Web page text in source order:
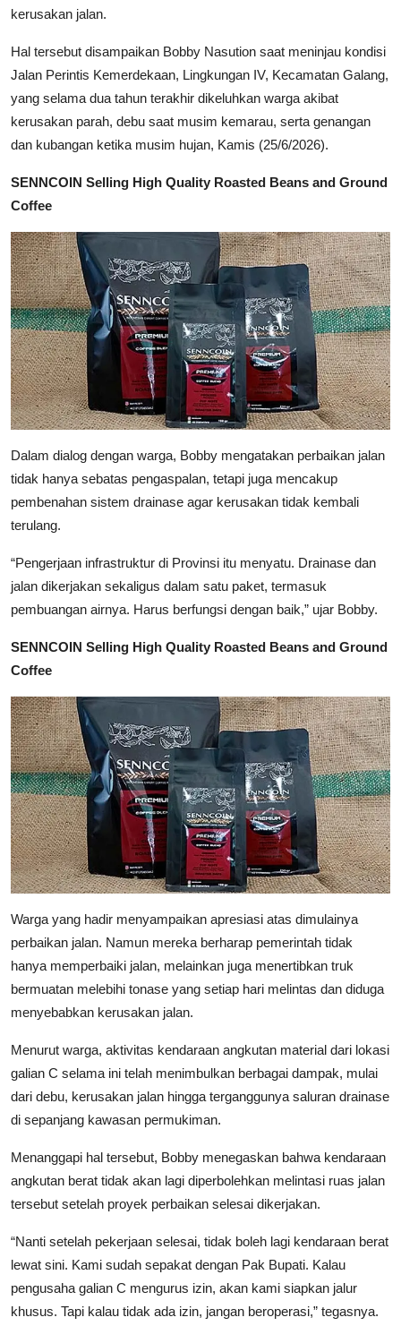
kerusakan jalan.
Hal tersebut disampaikan Bobby Nasution saat meninjau kondisi
Jalan Perintis Kemerdekaan, Lingkungan IV, Kecamatan Galang,
yang selama dua tahun terakhir dikeluhkan warga akibat
kerusakan parah, debu saat musim kemarau, serta genangan
dan kubangan ketika musim hujan, Kamis (25/6/2026).
SENNCOIN Selling High Quality Roasted Beans and Ground
Coffee
Dalam dialog dengan warga, Bobby mengatakan perbaikan jalan
tidak hanya sebatas pengaspalan, tetapi juga mencakup
pembenahan sistem drainase agar kerusakan tidak kembali
terulang.
“Pengerjaan infrastruktur di Provinsi itu menyatu. Drainase dan
jalan dikerjakan sekaligus dalam satu paket, termasuk
pembuangan airnya. Harus berfungsi dengan baik,” ujar Bobby.
SENNCOIN Selling High Quality Roasted Beans and Ground
Coffee
Warga yang hadir menyampaikan apresiasi atas dimulainya
perbaikan jalan. Namun mereka berharap pemerintah tidak
hanya memperbaiki jalan, melainkan juga menertibkan truk
bermuatan melebihi tonase yang setiap hari melintas dan diduga
menyebabkan kerusakan jalan.
Menurut warga, aktivitas kendaraan angkutan material dari lokasi
galian C selama ini telah menimbulkan berbagai dampak, mulai
dari debu, kerusakan jalan hingga terganggunya saluran drainase
di sepanjang kawasan permukiman.
Menanggapi hal tersebut, Bobby menegaskan bahwa kendaraan
angkutan berat tidak akan lagi diperbolehkan melintasi ruas jalan
tersebut setelah proyek perbaikan selesai dikerjakan.
“Nanti setelah pekerjaan selesai, tidak boleh lagi kendaraan berat
lewat sini. Kami sudah sepakat dengan Pak Bupati. Kalau
pengusaha galian C mengurus izin, akan kami siapkan jalur
khusus. Tapi kalau tidak ada izin, jangan beroperasi,” tegasnya.